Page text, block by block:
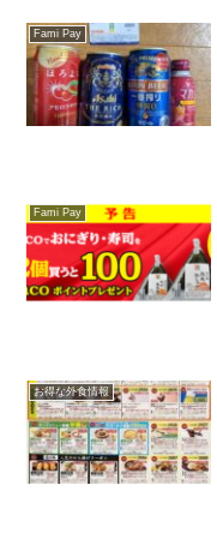
Fami Pay
Fami Pay
お得な外食情報